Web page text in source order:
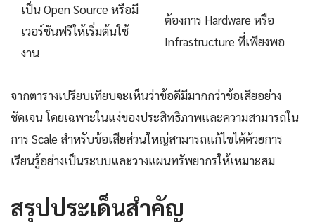
เป็น Open Source หรือมี
เวอร์ชันฟรีให้เริ่มต้นใช้
งาน
ต้องการ Hardware หรือ
Infrastructure ที่เพียงพอ
จากตารางเปรียบเทียบจะเห็นว่าข้อดีมีมากกว่าข้อเสียอย่าง
ชัดเจน โดยเฉพาะในแง่ของประสิทธิภาพและความสามารถใน
การ Scale สำหรับข้อเสียส่วนใหญ่สามารถแก้ไขได้ด้วยการ
เรียนรู้อย่างเป็นระบบและวางแผนทรัพยากรให้เหมาะสม
สรุปประเด็นสำคัญ